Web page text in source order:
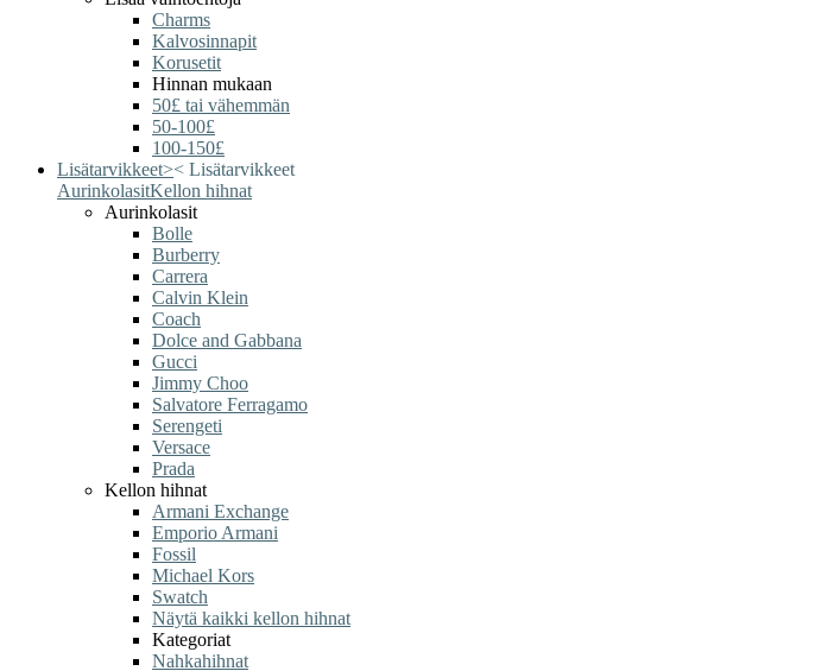
Charms
Kalvosinnapit
Korusetit
Hinnan mukaan
50£ tai vähemmän
50-100£
100-150£
Lisätarvikkeet>< Lisätarvikkeet
AurinkolasitKellon hihnat
Aurinkolasit
Bolle
Burberry
Carrera
Calvin Klein
Coach
Dolce and Gabbana
Gucci
Jimmy Choo
Salvatore Ferragamo
Serengeti
Versace
Prada
Kellon hihnat
Armani Exchange
Emporio Armani
Fossil
Michael Kors
Swatch
Näytä kaikki kellon hihnat
Kategoriat
Nahkahihnat